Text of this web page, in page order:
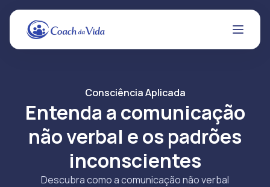
Consciência Aplicada
Entenda a comunicação
não verbal e os padrões
inconscientes
Descubra como a comunicação não verbal